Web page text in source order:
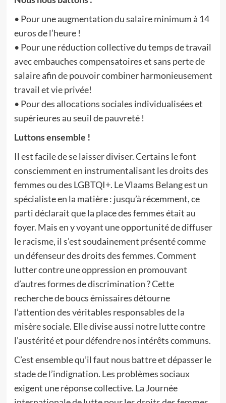
• Pour une augmentation du salaire minimum à 14
euros de l’heure !
• Pour une réduction collective du temps de travail
avec embauches compensatoires et sans perte de
salaire afin de pouvoir combiner harmonieusement
travail et vie privée!
• Pour des allocations sociales individualisées et
supérieures au seuil de pauvreté !
Luttons ensemble !
Il est facile de se laisser diviser. Certains le font
consciemment en instrumentalisant les droits des
femmes ou des LGBTQI+. Le Vlaams Belang est un
spécialiste en la matière : jusqu’à récemment, ce
parti déclarait que la place des femmes était au
foyer. Mais en y voyant une opportunité de diffuser
le racisme, il s’est soudainement présenté comme
un défenseur des droits des femmes. Comment
lutter contre une oppression en promouvant
d’autres formes de discrimination ? Cette
recherche de boucs émissaires détourne
l’attention des véritables responsables de la
misère sociale. Elle divise aussi notre lutte contre
l’austérité et pour défendre nos intérêts communs.
C’est ensemble qu’il faut nous battre et dépasser le
stade de l’indignation. Les problèmes sociaux
exigent une réponse collective. La Journée